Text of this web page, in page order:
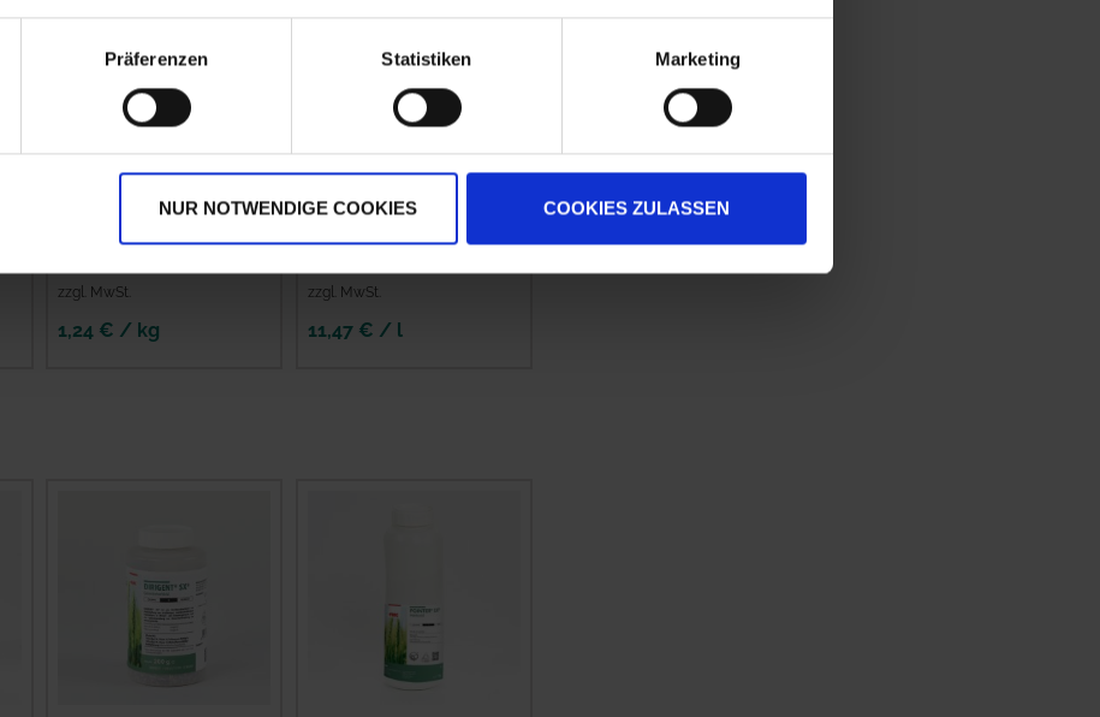
Präferenzen Statistiken Marketing
NUR NOTWENDIGE COOKIES COOKIES ZULASSEN
EPSO Combitop
zzgl. MwSt.
1,24 € / kg
Tebucur 250 EW
zzgl. MwSt.
11,47 € / l